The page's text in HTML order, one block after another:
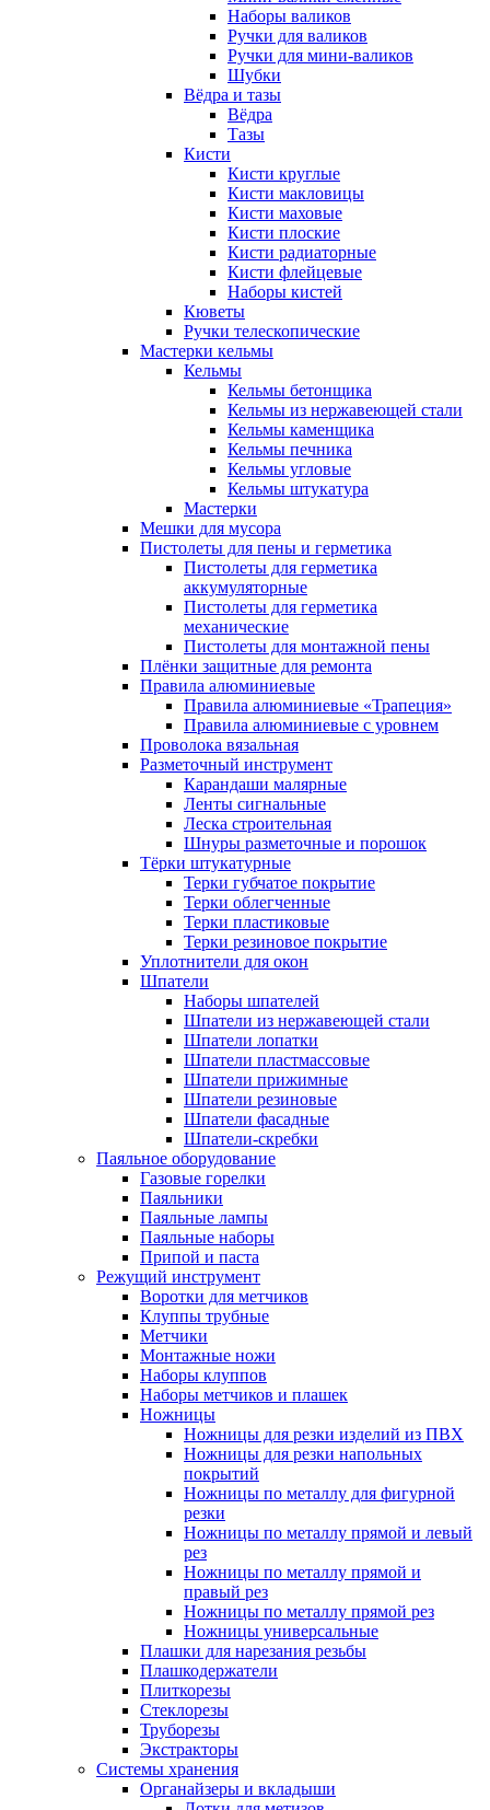
Наборы валиков
Ручки для валиков
Ручки для мини-валиков
Шубки
Вёдра и тазы
Вёдра
Тазы
Кисти
Кисти круглые
Кисти макловицы
Кисти маховые
Кисти плоские
Кисти радиаторные
Кисти флейцевые
Наборы кистей
Кюветы
Ручки телескопические
Мастерки кельмы
Кельмы
Кельмы бетонщика
Кельмы из нержавеющей стали
Кельмы каменщика
Кельмы печника
Кельмы угловые
Кельмы штукатура
Мастерки
Мешки для мусора
Пистолеты для пены и герметика
Пистолеты для герметика
аккумуляторные
Пистолеты для герметика
механические
Пистолеты для монтажной пены
Плёнки защитные для ремонта
Правила алюминиевые
Правила алюминиевые «Трапеция»
Правила алюминиевые с уровнем
Проволока вязальная
Разметочный инструмент
Карандаши малярные
Ленты сигнальные
Леска строительная
Шнуры разметочные и порошок
Тёрки штукатурные
Терки губчатое покрытие
Терки облегченные
Терки пластиковые
Терки резиновое покрытие
Уплотнители для окон
Шпатели
Наборы шпателей
Шпатели из нержавеющей стали
Шпатели лопатки
Шпатели пластмассовые
Шпатели прижимные
Шпатели резиновые
Шпатели фасадные
Шпатели-скребки
Паяльное оборудование
Газовые горелки
Паяльники
Паяльные лампы
Паяльные наборы
Припой и паста
Режущий инструмент
Воротки для метчиков
Клуппы трубные
Метчики
Монтажные ножи
Наборы клуппов
Наборы метчиков и плашек
Ножницы
Ножницы для резки изделий из ПВХ
Ножницы для резки напольных
покрытий
Ножницы по металлу для фигурной
резки
Ножницы по металлу прямой и левый
рез
Ножницы по металлу прямой и
правый рез
Ножницы по металлу прямой рез
Ножницы универсальные
Плашки для нарезания резьбы
Плашкодержатели
Плиткорезы
Стеклорезы
Труборезы
Экстракторы
Системы хранения
Органайзеры и вкладыши